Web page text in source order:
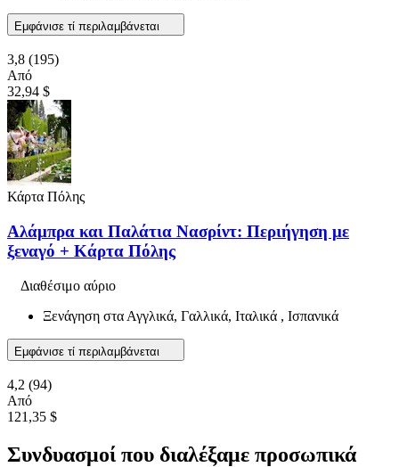
Εμφάνισε τί περιλαμβάνεται
3,8 (195)
Από
32,94 $
Κάρτα Πόλης
Αλάμπρα και Παλάτια Νασρίντ: Περιήγηση με
ξεναγό + Κάρτα Πόλης
Διαθέσιμο αύριο
Ξενάγηση στα Αγγλικά, Γαλλικά, Ιταλικά , Ισπανικά
Εμφάνισε τί περιλαμβάνεται
4,2 (94)
Από
121,35 $
Συνδυασμοί που διαλέξαμε προσωπικά